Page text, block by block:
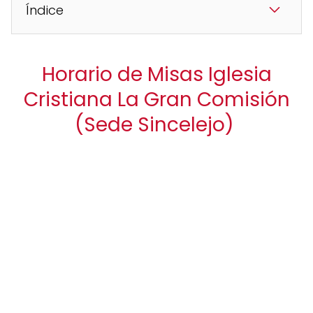
Índice
Horario de Misas Iglesia
Cristiana La Gran Comisión
(Sede Sincelejo)